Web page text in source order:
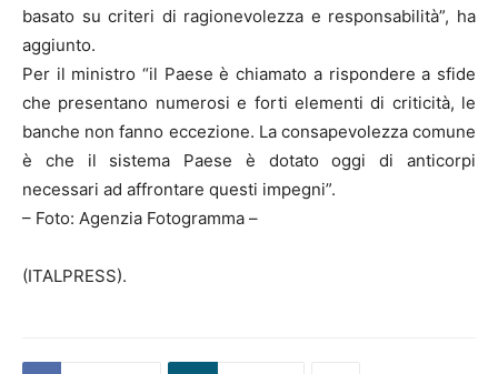
basato su criteri di ragionevolezza e responsabilità”, ha
aggiunto.
Per il ministro “il Paese è chiamato a rispondere a sfide
che presentano numerosi e forti elementi di criticità, le
banche non fanno eccezione. La consapevolezza comune
è che il sistema Paese è dotato oggi di anticorpi
necessari ad affrontare questi impegni”.
– Foto: Agenzia Fotogramma –
(ITALPRESS).